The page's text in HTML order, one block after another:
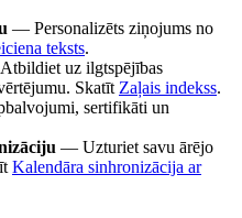
— Personalizēts ziņojums no
teksts.
uz ilgtspējības
Skatīt Zaļais indekss.
sertifikāti un
— Uzturiet savu ārējo
Kalendāra sinhronizācija ar